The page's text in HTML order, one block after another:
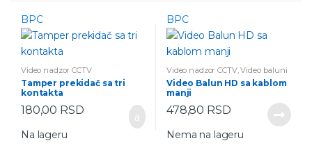
BPC
Video nadzor CCTV
Tamper prekidač sa tri
kontakta
180,00 RSD
Na lageru
BPC
Video nadzor CCTV,Video baluni
Video Balun HD sa kablom
manji
478,80 RSD
Nema na lageru